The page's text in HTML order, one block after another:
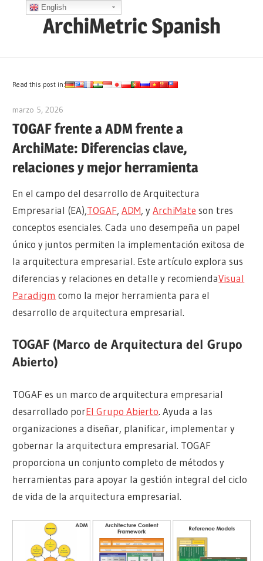
ArchiMetric Spanish
Ops,
and
More
Read this post in:
marzo 5, 2026
TOGAF frente a ADM frente a
ArchiMate: Diferencias clave,
relaciones y mejor herramienta
En el campo del desarrollo de Arquitectura
Empresarial (EA),TOGAF,ADM, yArchiMate son tres
conceptos esenciales. Cada uno desempeña un papel
único y juntos permiten la implementación exitosa de
la arquitectura empresarial. Este artículo explora sus
diferencias y relaciones en detalle y recomiendaVisual
Paradigm como la mejor herramienta para el
desarrollo de arquitectura empresarial.
TOGAF (Marco de Arquitectura del Grupo
Abierto)
TOGAF es un marco de arquitectura empresarial
desarrollado porEl Grupo Abierto. Ayuda a las
organizaciones a diseñar, planificar, implementar y
gobernar la arquitectura empresarial. TOGAF
proporciona un conjunto completo de métodos y
herramientas para apoyar la gestión integral del ciclo
de vida de la arquitectura empresarial.
English